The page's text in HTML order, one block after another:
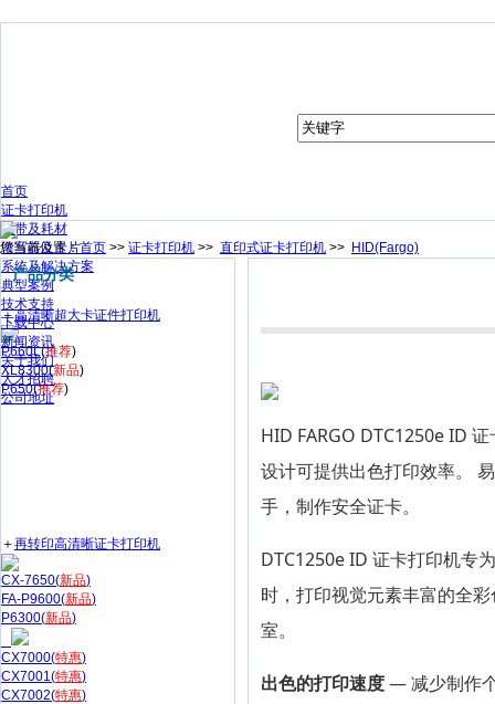
首页
证卡打印机
色带及耗材
读写器及卡片
系统及解决方案
典型案例
技术支持
下载中心
新闻资讯
关于我们
人才招聘
公司地址
您当前位置：首页 >> 证卡打印机 >> 直印式证卡打印机 >> HID(Fargo)
HID FARGO DTC1250e ID
设计可提供出色打印效率。
手，制作安全证卡。
DTC1250e ID 证卡打印机专
时，打印视觉元素丰富的全
室。
出色的打印速度—减少制作
产品分类
＋高清晰超大卡证件打印机
P660L(推荐)
XL8300(新品)
P650(推荐)
＋再转印高清晰证卡打印机
CX-7650(新品)
FA-P9600(新品)
P6300(新品)
CX7000(特惠)
CX7001(特惠)
CX7002(特惠)